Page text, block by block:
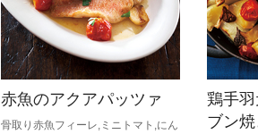
赤魚のアクアパッツァ
骨取り赤魚フィーレ,ミニトマト,にん
鶏手
ブン焼